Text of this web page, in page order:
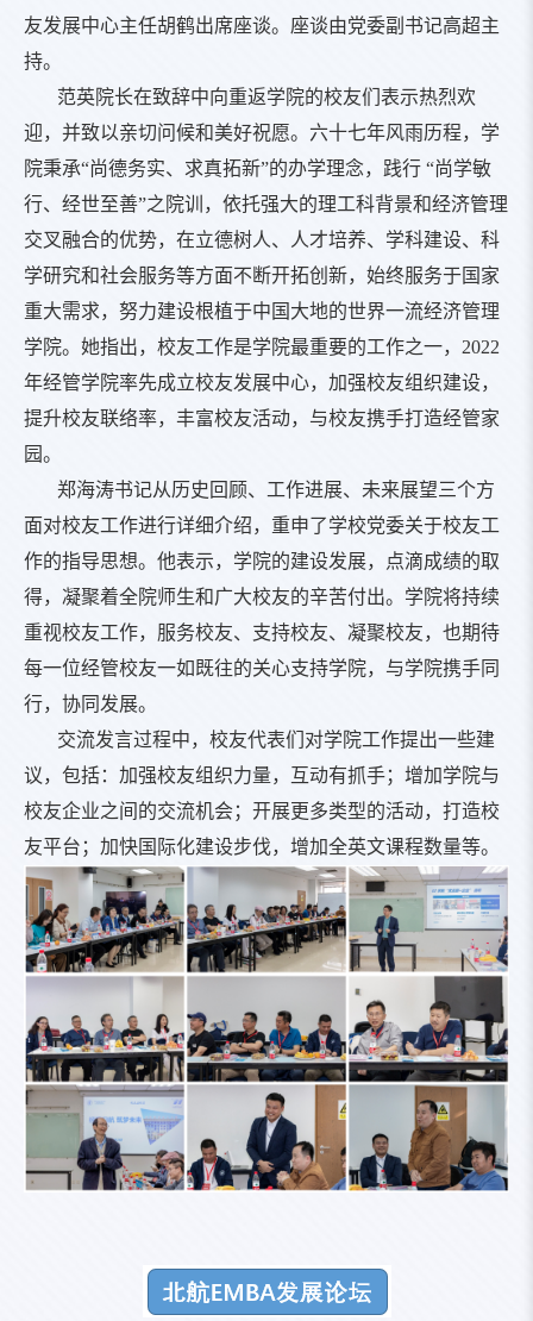
友发展中心主任胡鹤出席座谈。座谈由党委副书记高超主
持。
范英院长在致辞中向重返学院的校友们表示热烈欢
迎，并致以亲切问候和美好祝愿。六十七年风雨历程，学
院秉承“尚德务实、求真拓新”的办学理念，践行 “尚学敏
行、经世至善”之院训，依托强大的理工科背景和经济管理
交叉融合的优势，在立德树人、人才培养、学科建设、科
学研究和社会服务等方面不断开拓创新，始终服务于国家
重大需求，努力建设根植于中国大地的世界一流经济管理
学院。她指出，校友工作是学院最重要的工作之一，2022
年经管学院率先成立校友发展中心，加强校友组织建设，
提升校友联络率，丰富校友活动，与校友携手打造经管家
园。
郑海涛书记从历史回顾、工作进展、未来展望三个方
面对校友工作进行详细介绍，重申了学校党委关于校友工
作的指导思想。他表示，学院的建设发展，点滴成绩的取
得，凝聚着全院师生和广大校友的辛苦付出。学院将持续
重视校友工作，服务校友、支持校友、凝聚校友，也期待
每一位经管校友一如既往的关心支持学院，与学院携手同
行，协同发展。
交流发言过程中，校友代表们对学院工作提出一些建
议，包括：加强校友组织力量，互动有抓手；增加学院与
校友企业之间的交流机会；开展更多类型的活动，打造校
友平台；加快国际化建设步伐，增加全英文课程数量等。